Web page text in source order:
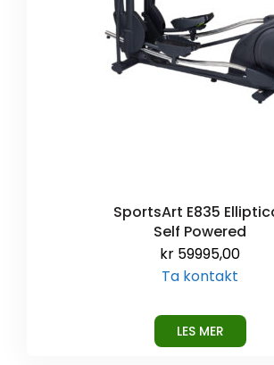
SportsArt E835
Self Powered
kr 59995,00
Ta kontakt
LES MER